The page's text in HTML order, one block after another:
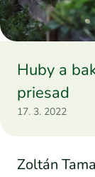
Huby a
priesad
17. 3. 2022
Zoltán